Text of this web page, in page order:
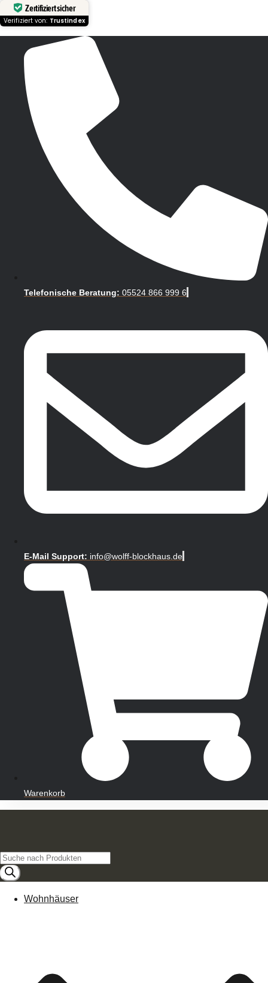
Zertifiziert sicher
Verifiziert von: Trustindex
Telefonische Beratung: 05524 866 999 6
E-Mail Support: info@wolff-blockhaus.de
Warenkorb
Products
search
Wohnhäuser